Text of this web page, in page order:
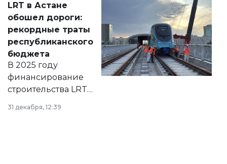
документ
появился в базе
нормативных
правовых актов и
на сайте маслихат
города.
LRT в Астане
обошел дороги:
рекордные траты
республиканского
бюджета
В 2025 году
финансирование
строительства LRT
в Астане из
республиканского
31 декабря, 12:39